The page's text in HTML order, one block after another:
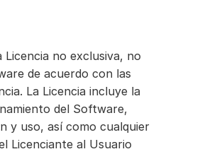
no exclusiva, no
de acuerdo con las
La Licencia incluye la
del Software,
y uso, así como cualquier
Licenciante al Usuario